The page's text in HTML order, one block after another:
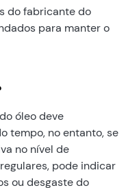
do fabricante do
para manter o
óleo deve
tempo, no entanto, se
no nível de
pode indicar
ou desgaste do